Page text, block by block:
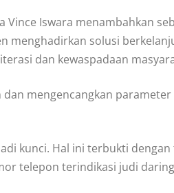
Vince Iswara menambahkan
menghadirkan solusi
dan kewaspadaan
mengencangkan
kunci. Hal ini terbukti
telepon terindikasi judi